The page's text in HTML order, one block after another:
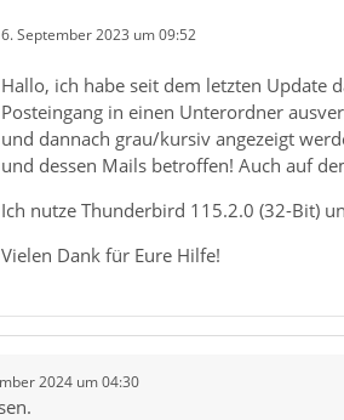
6. September 2023 um 09:52
Hallo, ich habe seit dem letzten Update
Posteingang in einen Unterordner
und dannach grau/kursiv angezeigt
und dessen Mails betroffen! Auch auf
Ich nutze Thunderbird 115.2.0 (32-Bit)
Vielen Dank für Eure Hilfe!
2024 um 04:30